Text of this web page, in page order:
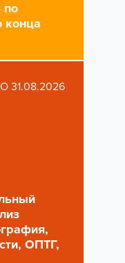
по
конца
31.08.2026
ОПТГ,